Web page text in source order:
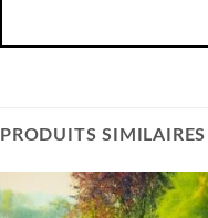
PRODUITS SIMILAIRES